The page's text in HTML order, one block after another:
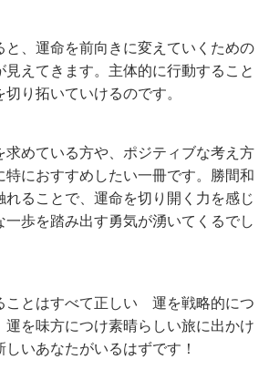
と、運命を前向きに変えていくための
えてきます。主体的に行動すること
り拓いていけるのです。
求めている方や、ポジティブな考え方
特におすすめしたい一冊です。勝間和
ることで、運命を切り開く力を感じ
一歩を踏み出す勇気が湧いてくるでし
ことはすべて正しい 運を戦略的につ
運を味方につけ素晴らしい旅に出かけ
いあなたがいるはずです！